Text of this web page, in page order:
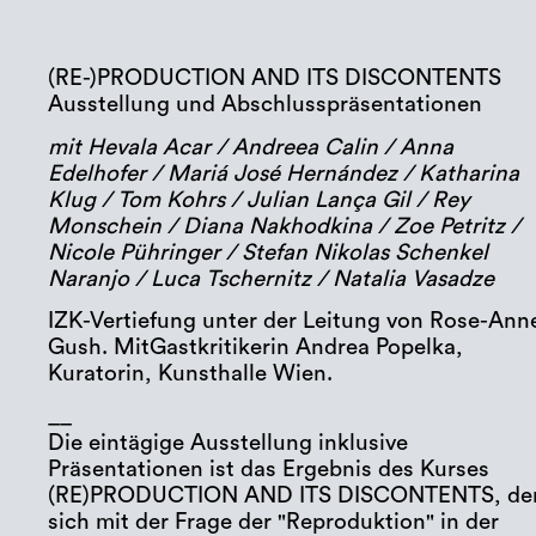
(RE-)PRODUCTION AND ITS DISCONTENTS
Ausstellung und Abschlusspräsentationen
mit Hevala Acar / Andreea Calin / Anna
Edelhofer / Mariá José Hernández / Katharina
Klug / Tom Kohrs / Julian Lança Gil / Rey
Monschein / Diana Nakhodkina / Zoe Petritz /
Nicole Pühringer / Stefan Nikolas Schenkel
Naranjo / Luca Tschernitz / Natalia Vasadze
IZK-Vertiefung unter der Leitung von Rose-
Gush. MitGastkritikerin Andrea Popelka,
Kuratorin, Kunsthalle Wien.
Die eintägige Ausstellung inklusive
Präsentationen ist das Ergebnis des Kurses
(RE)PRODUCTION AND ITS DISCONTENTS,
sich mit der Frage der "Reproduktion" in der